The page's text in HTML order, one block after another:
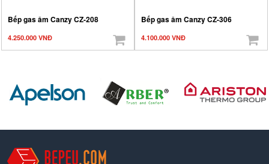
Bếp gas âm Canzy CZ-208
4.250.000 VNĐ
Bếp gas âm Canzy CZ-306
4.100.000 VNĐ